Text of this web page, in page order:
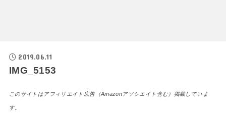
2019.06.11
IMG_5153
このサイトはアフィリエイト広告（Amazonアソシエイト含む）掲載していま
す。